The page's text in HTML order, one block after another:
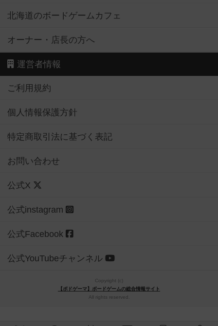
北海道のボードゲームカフェ
オーナー・店長の方へ
運営者情報
ご利用規約
個人情報保護方針
特定商取引法に基づく表記
お問い合わせ
公式X
公式instagram
公式Facebook
公式YouTubeチャンネル
Copyright (c)
【ボドゲーマ】ボードゲームの総合情報サイト
All rights reserved.